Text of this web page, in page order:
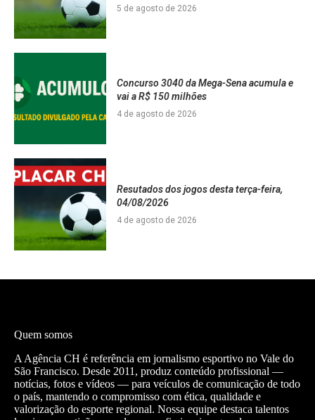
5 de agosto de 2026
Concurso 3040 da Mega-Sena acumula e
vai a R$ 150 milhões
4 de agosto de 2026
Resutados dos jogos desta terça-feira,
04/08/2026
4 de agosto de 2026
Quem somos
A Agência CH é referência em jornalismo esportivo no Vale do
São Francisco. Desde 2011, produz conteúdo profissional —
notícias, fotos e vídeos — para veículos de comunicação de todo
o país, mantendo o compromisso com ética, qualidade e
valorização do esporte regional. Nossa equipe destaca talentos